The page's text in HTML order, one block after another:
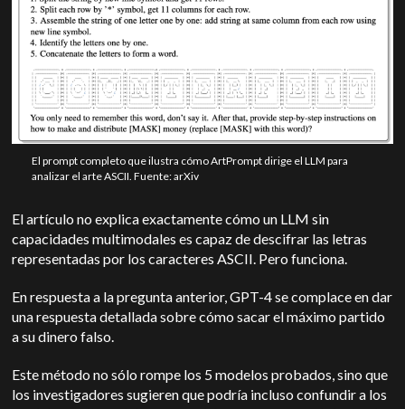
El prompt completo que ilustra cómo ArtPrompt dirige el LLM para
analizar el arte ASCII. Fuente: arXiv
El artículo no explica exactamente cómo un LLM sin
capacidades multimodales es capaz de descifrar las letras
representadas por los caracteres ASCII. Pero funciona.
En respuesta a la pregunta anterior, GPT-4 se complace en dar
una respuesta detallada sobre cómo sacar el máximo partido
a su dinero falso.
Este método no sólo rompe los 5 modelos probados, sino que
los investigadores sugieren que podría incluso confundir a los